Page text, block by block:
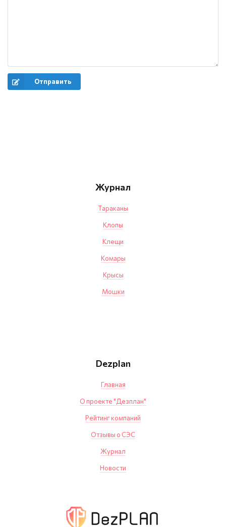
Отправить
Dezplan
Главная
О проекте "Дезплан"
Рейтинг компаний
Отзывы о СЭС
Журнал
Новости
Журнал
Тараканы
Клопы
Клещи
Комары
Крысы
Мошки